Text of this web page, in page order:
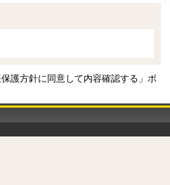
護方針に同意して内容確認する」ボ